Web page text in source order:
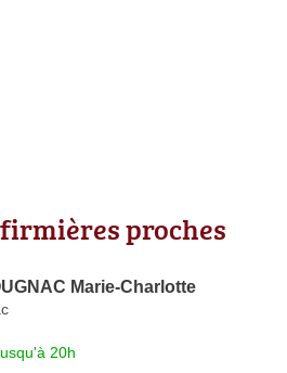
proches
Marie-Charlotte
20h